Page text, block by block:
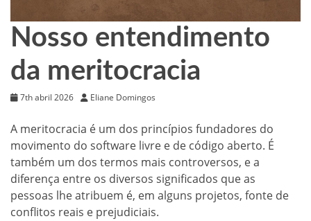
Nosso entendimento
da meritocracia
7th abril 2026 Eliane Domingos
A meritocracia é um dos princípios fundadores do
movimento do software livre e de código aberto. É
também um dos termos mais controversos, e a
diferença entre os diversos significados que as
pessoas lhe atribuem é, em alguns projetos, fonte de
conflitos reais e prejudiciais.